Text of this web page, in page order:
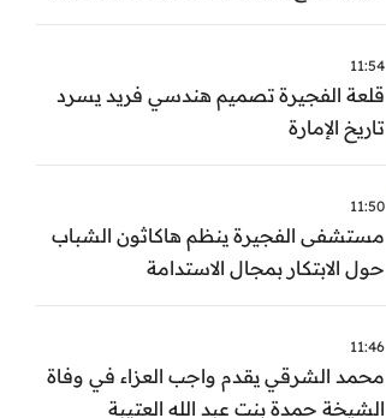
11:54
قلعة الفجيرة تصميم هندسي فريد يسرد
تاريخ الإمارة
11:50
مستشفى الفجيرة ينظم هاكاثون الشباب
حول الابتكار بمجال الاستدامة
11:46
محمد الشرقي يقدم واجب العزاء في وفاة
الشيخة حمدة بنت عبد الله العتيبة